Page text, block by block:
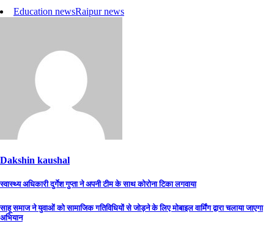
Education newsRaipur news
Dakshin kaushal
Post
navigation
स्वास्थ्य अधिकारी दुर्गेश गुप्ता ने अपनी टीम के साथ कोरोना टिका लगवाया
साहू समाज ने युवाओं को सामाजिक गतिविधियों से जोड़ने के लिए मोबाइल वार्मिंग द्वारा चलाया जाएगा
अभियान